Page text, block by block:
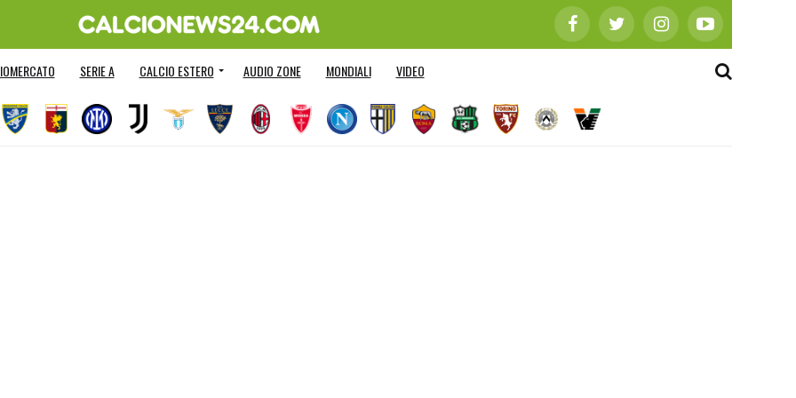
SERIE A CALCIO ESTERO AUDIO ZONE MONDIALI VIDEO